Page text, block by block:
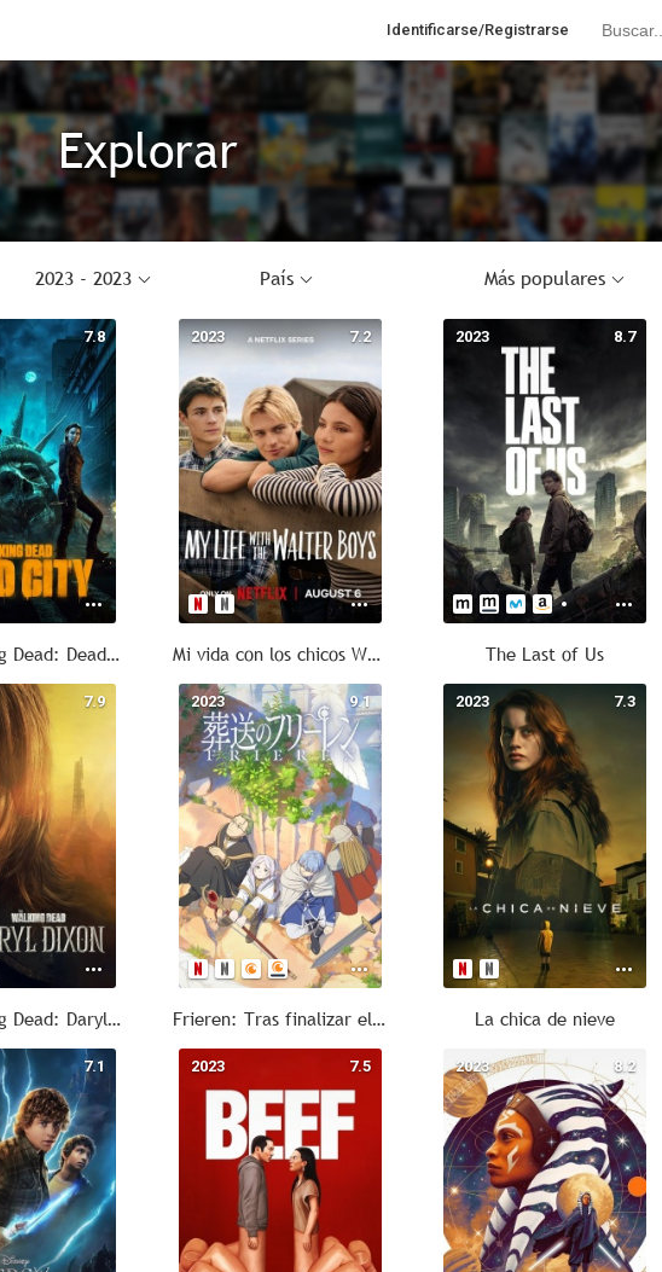
Identificarse/Registrarse
Explorar
2023 - 2023 País Más populares
7.8
The Walking Dead: Dead City
7.2
2023
Mi vida con los chicos Walter
8.7
2023
The Last of Us
7.9
The Walking Dead: Daryl Dixon
9.1
2023
Frieren: Tras finalizar el viaje
7.3
2023
La chica de nieve
7.1 7.5
2023 8.2
2023